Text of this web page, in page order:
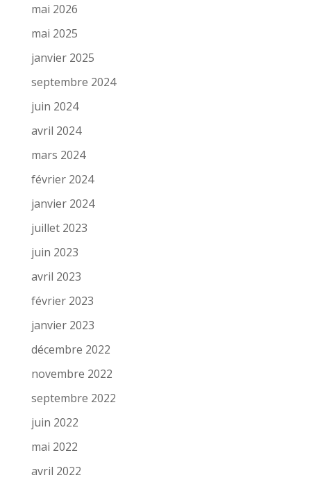
mai 2026
mai 2025
janvier 2025
septembre 2024
juin 2024
avril 2024
mars 2024
février 2024
janvier 2024
juillet 2023
juin 2023
avril 2023
février 2023
janvier 2023
décembre 2022
novembre 2022
septembre 2022
juin 2022
mai 2022
avril 2022